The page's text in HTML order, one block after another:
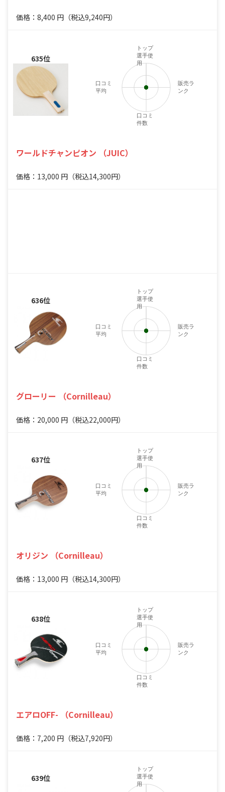
価格：8,400 円 （税込9,240円）
635位
ワールドチャンピオン （JUIC）
価格：13,000 円 （税込14,300円）
トップ
選手使
用
販売ラ
ンク
口コミ
件数
口コミ
平均
636位
グローリー （Cornilleau）
価格：20,000 円 （税込22,000円）
トップ
選手使
用
販売ラ
ンク
口コミ
件数
口コミ
平均
637位
オリジン （Cornilleau）
価格：13,000 円 （税込14,300円）
トップ
選手使
用
販売ラ
ンク
口コミ
件数
口コミ
平均
638位
エアロOFF- （Cornilleau）
価格：7,200 円 （税込7,920円）
トップ
選手使
用
販売ラ
ンク
口コミ
件数
口コミ
平均
639位
トップ
選手使
用